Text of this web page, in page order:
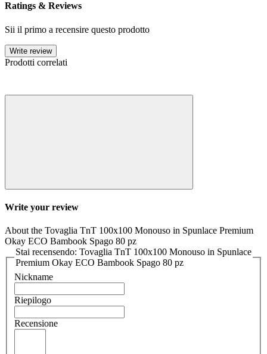
Ratings & Reviews
Sii il primo a recensire questo prodotto
Write review
Prodotti correlati
Write your review
About the Tovaglia TnT 100x100 Monouso in Spunlace Premium
Okay ECO Bambook Spago 80 pz
Stai recensendo: Tovaglia TnT 100x100 Monouso in Spunlace
Premium Okay ECO Bambook Spago 80 pz
Nickname
Riepilogo
Recensione